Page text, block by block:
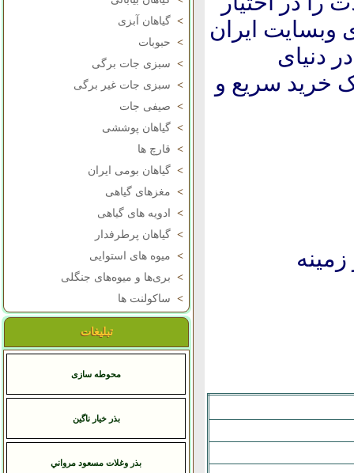
> گیاهان آبزی
> حبوبات
> سبزی جات برگی
> سبزی جات غیر برگی
> صیفی جات
> گیاهان پوششی
> قارچ ها
> گیاهان بومی ایران
> مغزهای گیاهی
>
ادویه های گیاهی
> گیاهان پرطرفدار
> میوه های استوایی
> بری‌ها و میوه‌های جنگلی
> ساکولنت ها
تبلیغات
محوطه سازی
بذر خیار ناگین
بذر وغلات مسعود مرواني
وبسایت ایران
دنیای
خرید سریع و